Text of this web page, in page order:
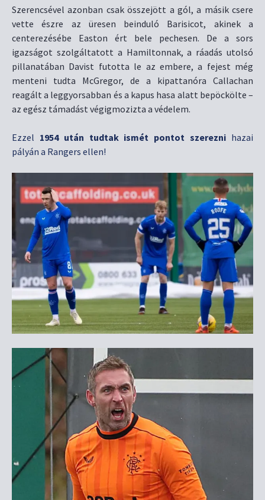
Szerencsével azonban csak összejött a gól, a másik csere
vette észre az üresen beinduló Barisicot, akinek a
centerezésébe Easton ért bele pechesen. De a sors
igazságot szolgáltatott a Hamiltonnak, a ráadás utolsó
pillanatában Davist futotta le az embere, a fejest még
menteni tudta McGregor, de a kipattanóra Callachan
reagált a leggyorsabban és a kapus hasa alatt bepöckölte –
az egész támadást végigmozizta a védelem.
Ezzel 1954 után tudtak ismét pontot szerezni hazai
pályán a Rangers ellen!